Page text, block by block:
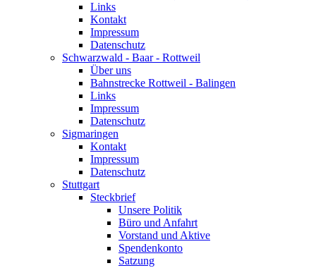
Links
Kontakt
Impressum
Datenschutz
Schwarzwald - Baar - Rottweil
Über uns
Bahnstrecke Rottweil - Balingen
Links
Impressum
Datenschutz
Sigmaringen
Kontakt
Impressum
Datenschutz
Stuttgart
Steckbrief
Unsere Politik
Büro und Anfahrt
Vorstand und Aktive
Spendenkonto
Satzung